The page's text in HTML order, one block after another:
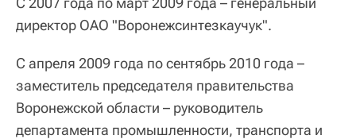
директор ОАО "Воронежсинтезкаучук".
С апреля 2009 года по сентябрь 2010 года –
заместитель председателя правительства
Воронежской области – руководитель
департамента промышленности, транспорта и